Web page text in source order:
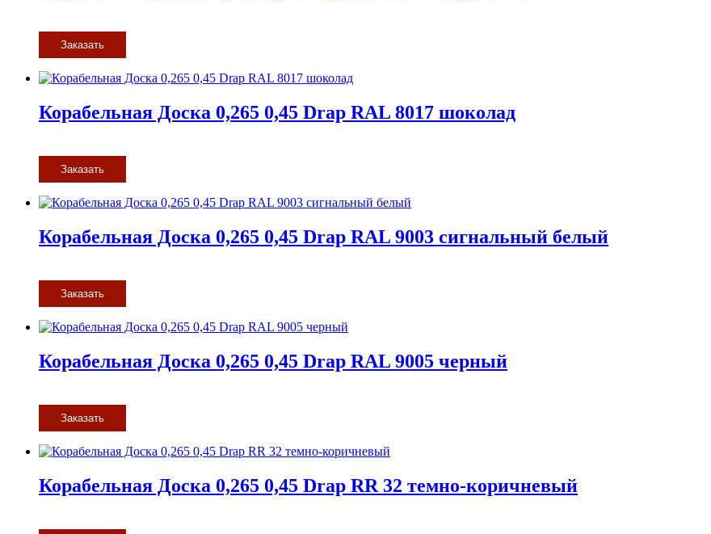
Заказать
Корабельная Доска 0,265 0,45 Drap RAL 8017 шоколад
Заказать
Корабельная Доска 0,265 0,45 Drap RAL 9003 сигнальный белый
Заказать
Корабельная Доска 0,265 0,45 Drap RAL 9005 черный
Заказать
Корабельная Доска 0,265 0,45 Drap RR 32 темно-коричневый